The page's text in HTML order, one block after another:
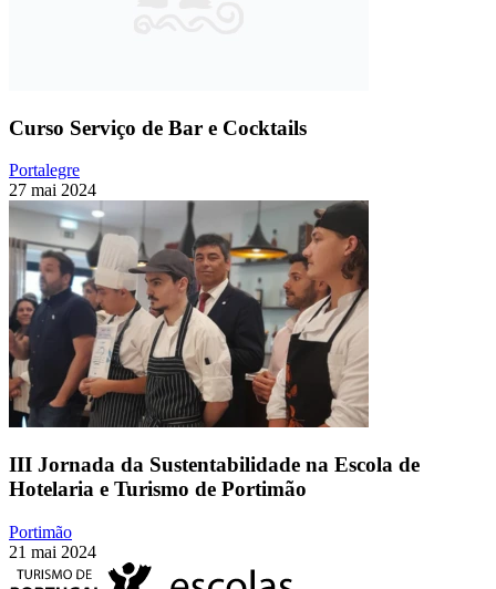
Curso Serviço de Bar e Cocktails
Portalegre
27 mai 2024
III Jornada da Sustentabilidade na Escola de
Hotelaria e Turismo de Portimão
Portimão
21 mai 2024